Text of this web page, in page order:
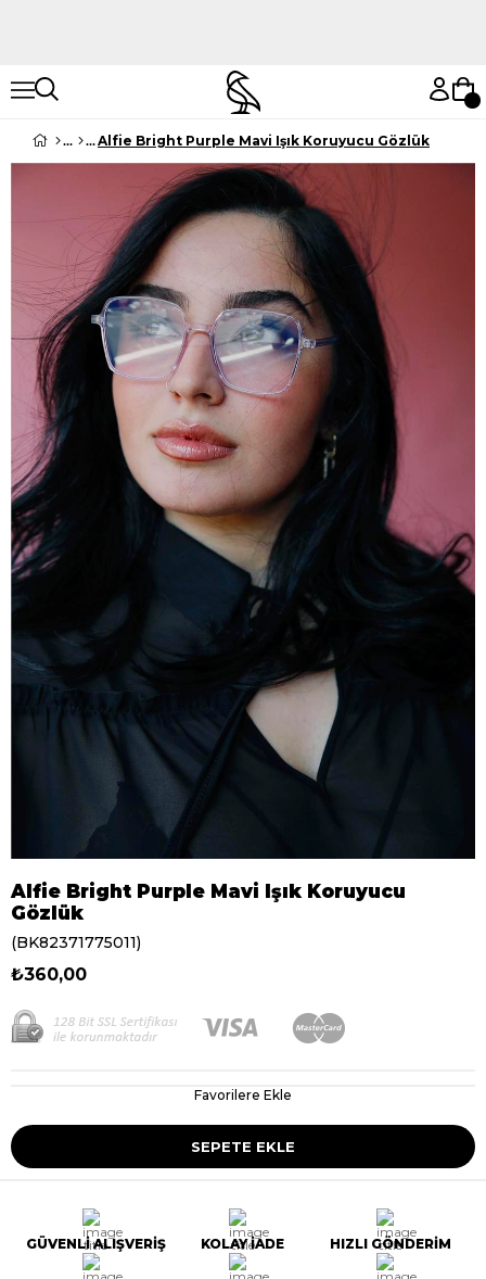
Alfie Bright Purple Mavi Işık Koruyucu Gözlük
Alfie Bright Purple Mavi Işık Koruyucu
Gözlük
(BK82371775011)
₺360,00
Favorilere Ekle
GÜVENLİ ALIŞVERİŞ KOLAY İADE HIZLI GÖNDERİM